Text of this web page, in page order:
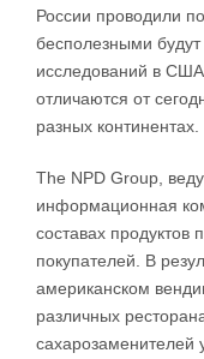
России проводили
бесполезными
исследований в
отличаются от
разных континентах.
The NPD Group,
информационная
составах продуктов
покупателей. В
американском
различных
сахарозаменителей